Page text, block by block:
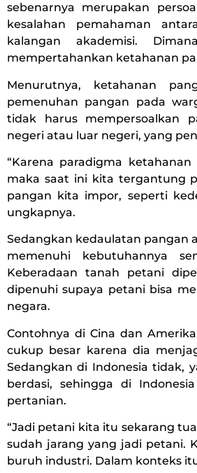
sebenarnya merupakan
kesalahan pemahaman
kalangan akademisi.
mempertahankan ketahanan
Menurutnya, ketahanan
pemenuhan pangan pada
tidak harus mempersoalkan
negeri atau luar negeri, yang
“Karena paradigma
maka saat ini kita tergantung
pangan kita impor, seperti
ungkapnya.
Sedangkan kedaulatan pangan
memenuhi kebutuhannya
Keberadaan tanah petani
dipenuhi supaya petani bisa
negara.
Contohnya di Cina dan
cukup besar karena dia
Sedangkan di Indonesia tidak,
berdasi, sehingga di
pertanian.
“Jadi petani kita itu sekarang
sudah jarang yang jadi petani.
buruh industri. Dalam konteks